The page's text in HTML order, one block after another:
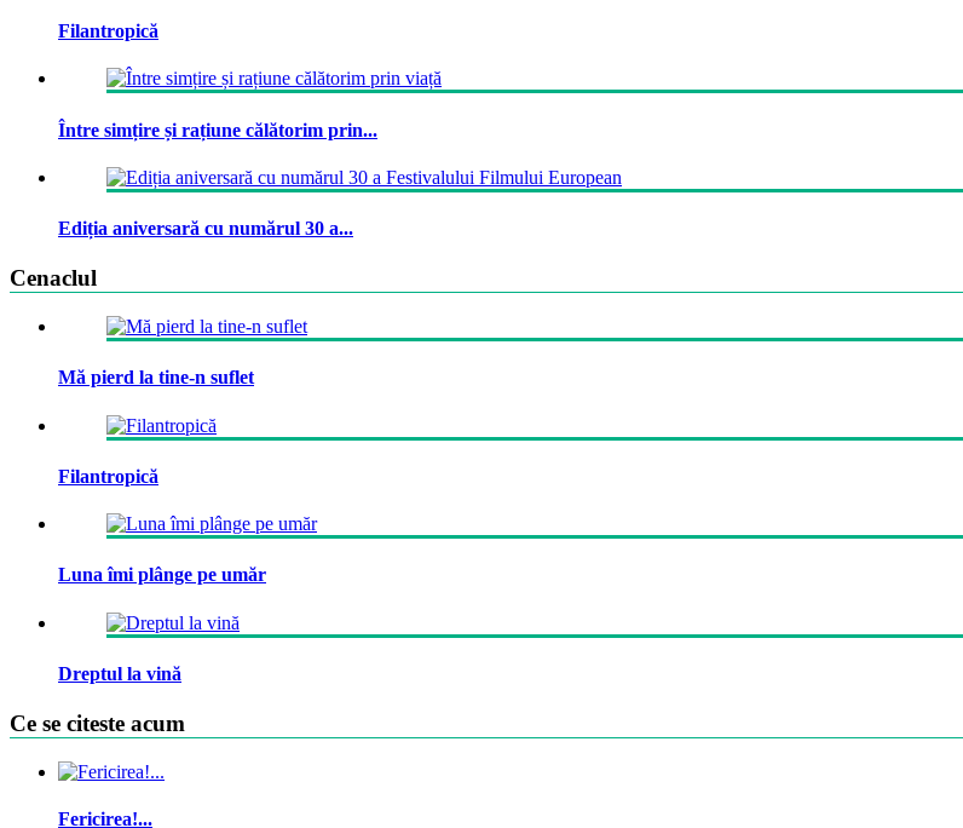
Filantropică
Între simțire și rațiune călătorim prin...
Ediția aniversară cu numărul 30 a...
Cenaclul
Mă pierd la tine-n suflet
Filantropică
Luna îmi plânge pe umăr
Dreptul la vină
Ce se citeste acum
Fericirea!...